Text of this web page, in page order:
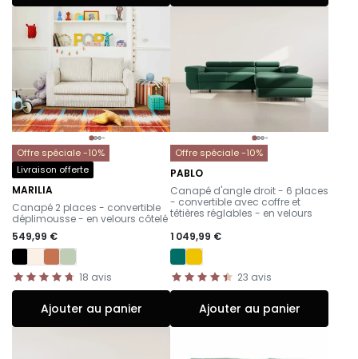
Offre spéciale -10%
Livraison offerte
MARILIA
-
Canapé 2 places - convertible
déplimousse - en velours côtelé
549,99 €
18 avis
Ajouter au panier
Offre spéciale -10%
PABLO
-
Canapé d'angle droit - 6 places
- convertible avec coffre et
têtières réglables - en velours
1 049,99 €
23 avis
Ajouter au panier